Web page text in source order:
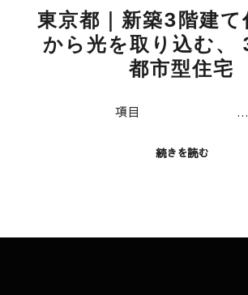
東京都｜新築3階建て
から光を取り込む、
都市型住宅
項目 …
続きを読む